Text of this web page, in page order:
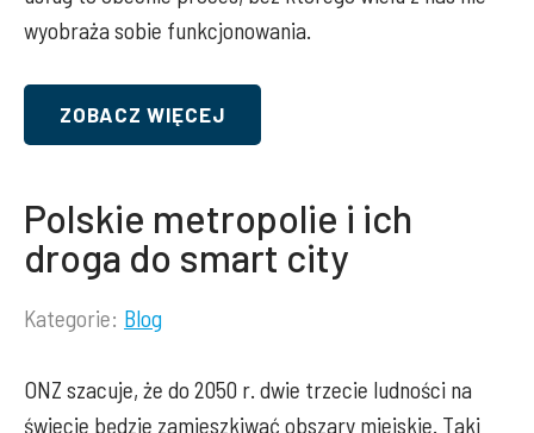
wyobraża sobie funkcjonowania.
ZOBACZ WIĘCEJ
Polskie metropolie i ich
droga do smart city
Lista
wpisu:
Kategorie: Blog
ONZ szacuje, że do 2050 r. dwie trzecie ludności na
świecie będzie zamieszkiwać obszary miejskie. Taki